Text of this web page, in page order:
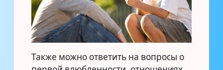
Также можно ответить на вопросы о